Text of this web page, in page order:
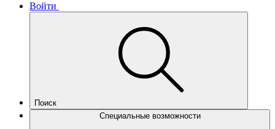
Войти
Поиск
Специальные возможности